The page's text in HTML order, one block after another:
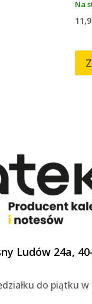
Na
Ludów 24a,
do piątku